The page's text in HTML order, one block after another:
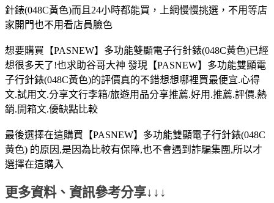
針錶(048C黃色)而且24小時都能買，上網慢慢挑選，不用等店
家開門也不用看店員臉色
想要購買【PASNEW】多功能雙顯電子行針錶(048C黃色)已經
想很多天了!也求助谷哥大神 發現【PASNEW】多功能雙顯電
子行針錶(048C黃色)的評價真的不錯想想哪裡買最便宜.心得
文.試用文.分享文行李箱/旅遊用品分享推薦.好用.推薦.評價.熱
銷.開箱文.優缺點比較
最後選擇在這購買【PASNEW】多功能雙顯電子行針錶(048C
黃色) 的原因,是因為比較有保障,也不會遇到詐騙集團,所以才
選擇在這購入
更多資料、資訊參考分享↓↓↓